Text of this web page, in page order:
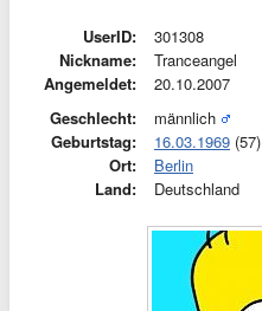
UserID:
301308
Nickname:
Tranceangel
Angemeldet:
20.10.2007
Geschlecht:
männlich
Geburtstag:
16.03.1969 (57)
Ort:
Berlin
Land:
Deutschland